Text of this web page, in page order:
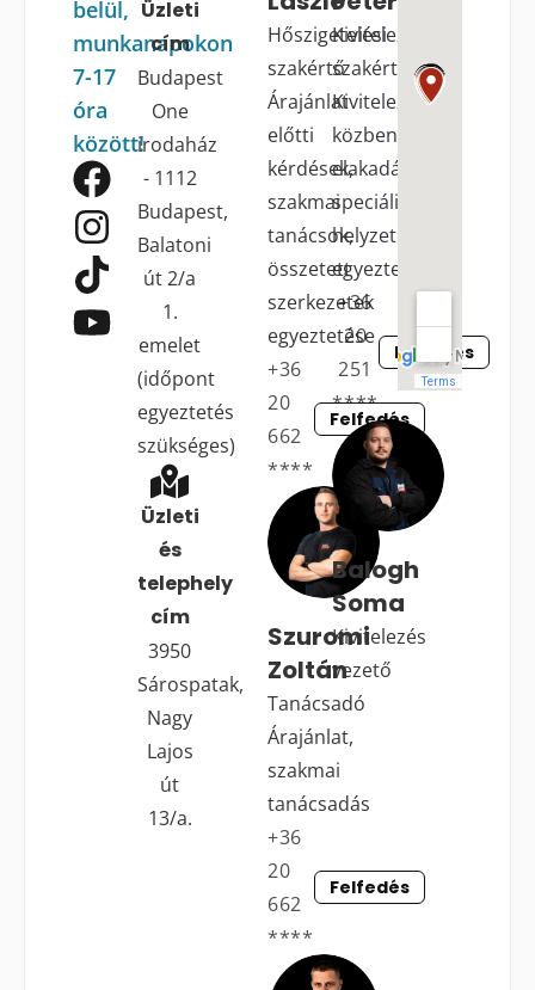
belül,
munkanapokon
7-17
óra
között!
Üzleti
cím
Budapest
One
irodaház
- 1112
Budapest,
Balatoni
út 2/a
1.
emelet
(időpont
egyeztetés
szükséges)
Üzleti
és
telephely
cím
3950
Sárospatak,
Nagy
Lajos
út
13/a.
Hőszigetelési
szakértő
Árajánlat
előtti
kérdések,
szakmai
tanácsok,
összetett
szerkezetek
egyeztetése
+36
20
662
****
Felfedés
Szuromi
Zoltán
Tanácsadó
Árajánlat,
szakmai
tanácsadás
+36
20
662
****
Felfedés
Kivitelezési
szakértő
Kivitelezés
közbeni
elakadások,
speciális
helyzetek
egyeztetése
+36
20
251
****
Felfedés
Balogh
Soma
Kivitelezés
vezető